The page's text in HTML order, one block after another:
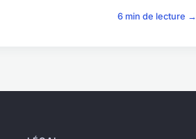
6 min de lecture →